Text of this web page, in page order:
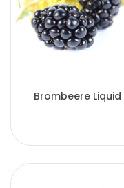
Brombeere Liquid